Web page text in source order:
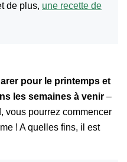
de plus, une recette de
pour le printemps et
les semaines à venir –
vous pourrez commencer
! A quelles fins, il est